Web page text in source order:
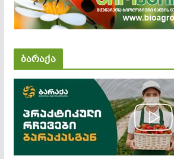
ბარაქა